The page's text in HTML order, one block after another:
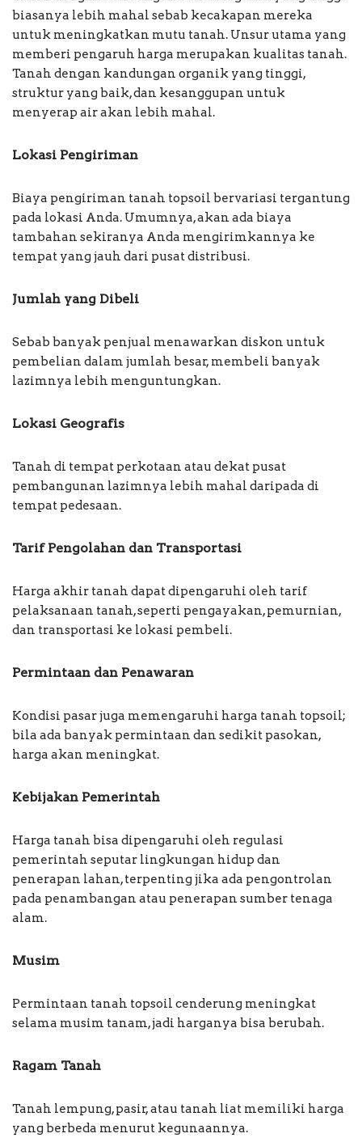
biasanya lebih mahal sebab kecakapan mereka
untuk meningkatkan mutu tanah. Unsur utama yang
memberi pengaruh harga merupakan kualitas tanah.
Tanah dengan kandungan organik yang tinggi,
struktur yang baik, dan kesanggupan untuk
menyerap air akan lebih mahal.
Lokasi Pengiriman
Biaya pengiriman tanah topsoil bervariasi tergantung
pada lokasi Anda. Umumnya, akan ada biaya
tambahan sekiranya Anda mengirimkannya ke
tempat yang jauh dari pusat distribusi.
Jumlah yang Dibeli
Sebab banyak penjual menawarkan diskon untuk
pembelian dalam jumlah besar, membeli banyak
lazimnya lebih menguntungkan.
Lokasi Geografis
Tanah di tempat perkotaan atau dekat pusat
pembangunan lazimnya lebih mahal daripada di
tempat pedesaan.
Tarif Pengolahan dan Transportasi
Harga akhir tanah dapat dipengaruhi oleh tarif
pelaksanaan tanah, seperti pengayakan, pemurnian,
dan transportasi ke lokasi pembeli.
Permintaan dan Penawaran
Kondisi pasar juga memengaruhi harga tanah topsoil;
bila ada banyak permintaan dan sedikit pasokan,
harga akan meningkat.
Kebijakan Pemerintah
Harga tanah bisa dipengaruhi oleh regulasi
pemerintah seputar lingkungan hidup dan
penerapan lahan, terpenting jika ada pengontrolan
pada penambangan atau penerapan sumber tenaga
alam.
Musim
Permintaan tanah topsoil cenderung meningkat
selama musim tanam, jadi harganya bisa berubah.
Ragam Tanah
Tanah lempung, pasir, atau tanah liat memiliki harga
yang berbeda menurut kegunaannya.